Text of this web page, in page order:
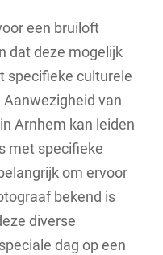
een bruiloft
dat deze mogelijk
specifieke culturele
van
Arnhem kan leiden
met specifieke
om ervoor
bekend is
diverse
dag op een